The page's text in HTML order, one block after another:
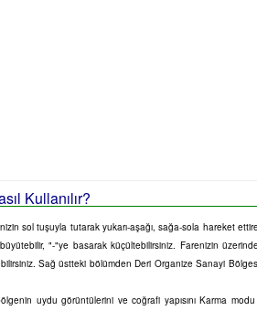
Kullanılır?
sol tuşuyla tutarak yukarı-aşağı, sağa-sola hareket
"-"ye basarak küçültebilirsiniz. Farenizin
Sağ üstteki bölümden Deri Organize Sanayi
uydu görüntülerini ve coğrafi yapısını Karma